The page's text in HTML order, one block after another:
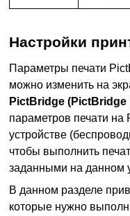
Настройки
Параметры печати
можно изменить на
PictBridge (PictBridge
параметров печати на
устройстве
чтобы выполнить
заданными на данном
В данном разделе
которые нужно